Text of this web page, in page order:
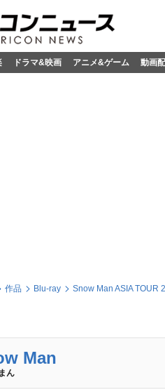
ドラマ&映画 アニメ&ゲーム 動画
作品 Blu-ray Snow Man ASIA TOUR
Man
ん